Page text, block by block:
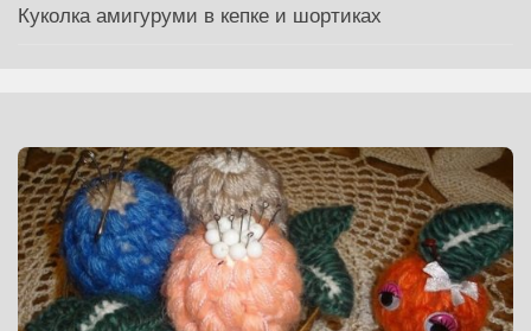
Куколка амигуруми в кепке и шортиках